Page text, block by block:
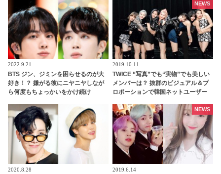
ェッショナルな行動に拍手喝采[動画
あり]
に… 見る人を唖然とさせたジョンハ
ンの意外な一面にファン大爆笑
2022.9.21
BTS ジン、ジミンを困らせるのが大
好き！？ 嫌がる彼にニヤニヤしなが
ら何度もちょっかいをかけ続け
合う２人の姿にくぎづけ
2019.10.11
TWICE “写真”でも“実物”でも美しい
メンバーは？ 抜群のビジュアル＆プ
ロポーションで韓国ネットユーザー
NEWS
2020.8.28 2019.6.14
NEWS